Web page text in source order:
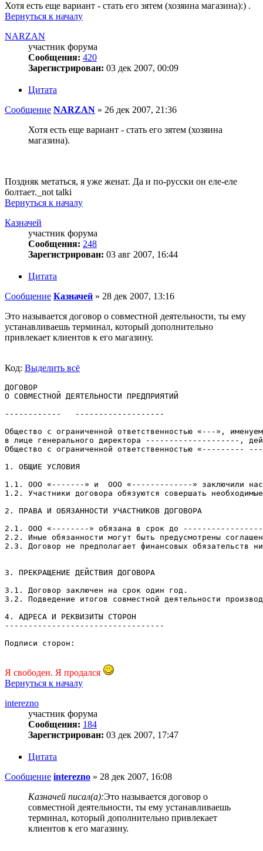
Хотя есть еще вариант - стать его зятем (хозяина магазина):) .
Вернуться к началу
NARZAN
участник форума
Сообщения: 420
Зарегистрирован: 03 дек 2007, 00:09
Цитата
Сообщение NARZAN » 26 дек 2007, 21:36
Хотя есть еще вариант - стать его зятем (хозяина
магазина).
Поздняк метаться, я уже женат. Да и по-русски он еле-еле
болтает._not talki
Вернуться к началу
Казначей
участник форума
Сообщения: 248
Зарегистрирован: 03 авг 2007, 16:44
Цитата
Сообщение Казначей » 28 дек 2007, 13:16
Это называется договор о совместной деятельности, ты ему
устанавливаешь терминал, который дополнительно
привлекает клиентов к его магазину.
Код: Выделить всё
ДОГОВОР
О СОВМЕСТНОЙ ДЕЯТЕЛЬНОСТИ ПРЕДПРИЯТИЙ
------------   -------------------
Общество с ограниченной ответственностью «---»,
в лице генерального директора --------------------,
Общество с ограниченной ответственностью «---------
1. ОБЩИЕ УСЛОВИЯ
1.1. ООО «-------» и  ООО «-------------» заключили
1.2. Участники договора обязуются совершать
2. ПРАВА И ОБЯЗАННОСТИ УЧАСТНИКОВ ДОГОВОРА
2.1. ООО «--------» обязана в срок до -----------------
2.2. Иные обязанности могут быть предусмотрены
2.3. Договор не предполагает финансовых обязательств
3. ПРЕКРАЩЕНИЕ ДЕЙСТВИЯ ДОГОВОРА
3.1. Договор заключен на срок один год.
3.2. Подведение итогов совместной деятельности
4. АДРЕСА И РЕКВИЗИТЫ СТОРОН
----------------------------------
Подписи сторон:
Я свободен. Я продался
Вернуться к началу
interezno
участник форума
Сообщения: 184
Зарегистрирован: 03 дек 2007, 17:47
Цитата
Сообщение interezno » 28 дек 2007, 16:08
Казначей писал(а):Это называется договор о
совместной деятельности, ты ему устанавливаешь
терминал, который дополнительно привлекает
клиентов к его магазину.